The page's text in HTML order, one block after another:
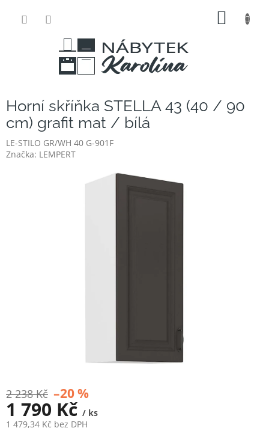
Horní skříňka STELLA 43 (40 / 90
cm) grafit mat / bílá
LE-STILO GR/WH 40 G-901F
Značka: LEMPERT
2 238 Kč –20 %
1 790 Kč / ks
1 479,34 Kč bez DPH